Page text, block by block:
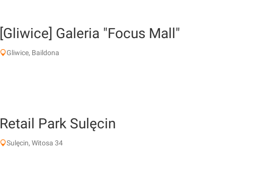
[Gliwice] Galeria "Focus Mall"
Gliwice, Baildona
Retail Park Sulęcin
Sulęcin, Witosa 34